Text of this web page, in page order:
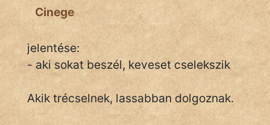
Szóláscsoportok
Szólások
Tréfás
Cinege
jelentése:
- aki sokat beszél, keveset cselekszik
Akik trécselnek, lassabban dolgoznak.